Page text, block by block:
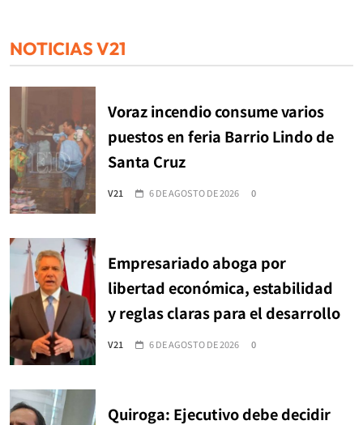
NOTICIAS V21
Voraz incendio consume varios
puestos en feria Barrio Lindo de
Santa Cruz
V21 6 DE AGOSTO DE 2026 0
Empresariado aboga por
libertad económica, estabilidad
y reglas claras para el desarrollo
V21 6 DE AGOSTO DE 2026 0
Quiroga: Ejecutivo debe decidir